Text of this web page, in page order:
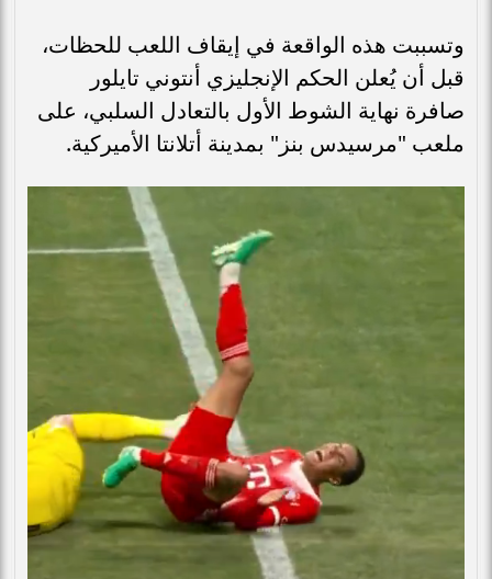
وتسببت هذه الواقعة في إيقاف اللعب للحظات،
قبل أن يُعلن الحكم الإنجليزي أنتوني تايلور
صافرة نهاية الشوط الأول بالتعادل السلبي، على
ملعب "مرسيدس بنز" بمدينة أتلانتا الأميركية.